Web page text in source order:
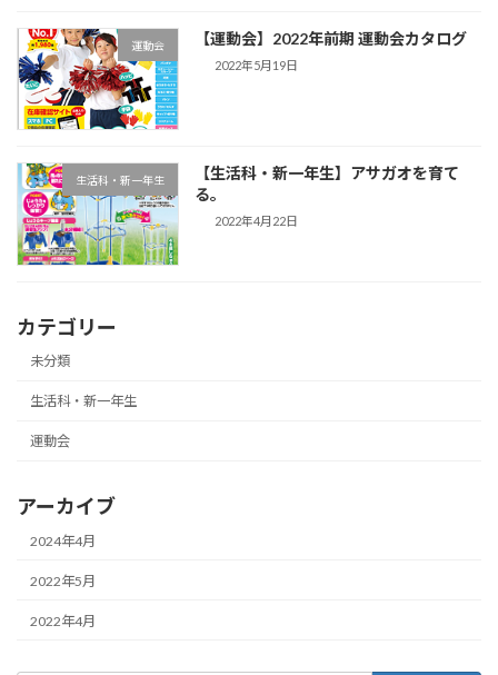
運動会 【運動会】2022年前期 運動会カタログ
2022年5月19日
生活科・新一年生
【生活科・新一年生】アサガオを育て
る。
2022年4月22日
カテゴリー
未分類
生活科・新一年生
運動会
アーカイブ
2024年4月
2022年5月
2022年4月